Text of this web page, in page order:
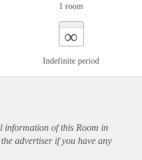
1 room
∞
Indefinite period
information of this Room in
advertiser if you have any